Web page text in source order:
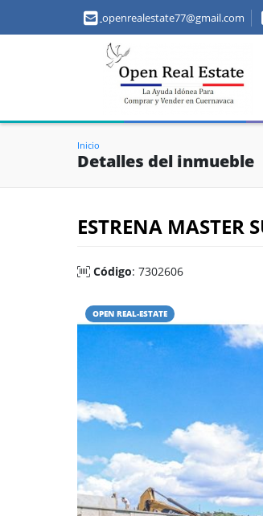
openrealestate77@gmail.com
Inicio
Detalles del inmueble
ESTRENA MASTER
Código: 7302606
OPEN REAL-ESTATE